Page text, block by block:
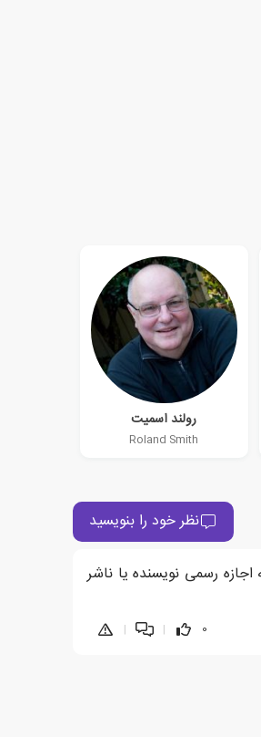
رولند اسمیت
Roland Smith
نظر خود را بنویسید
اجازه رسمی نویسنده یا ناشر
0
|
|